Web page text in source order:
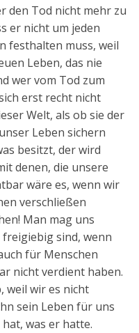
den Tod nicht mehr zu
er nicht um jeden
festhalten muss, weil
Leben, das nie
wer vom Tod zum
erst recht nicht
Welt, als ob sie der
Leben sichern
besitzt, der wird
denen, die unsere
wäre es, wenn wir
verschließen
Man mag uns
sind, wenn
für Menschen
nicht verdient haben.
weil wir es nicht
sein Leben für uns
was er hatte.